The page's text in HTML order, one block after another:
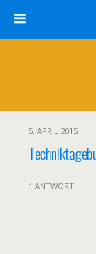
5. APRIL 2015
1 ANTWORT